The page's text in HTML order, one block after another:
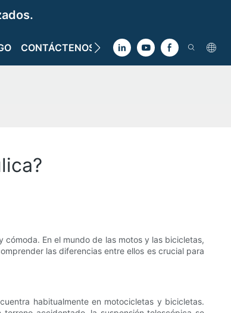
CONTÁCTENOS
En el mundo de las motos y las bicicletas,
las diferencias entre ellos es crucial para
habitualmente en motocicletas y bicicletas.